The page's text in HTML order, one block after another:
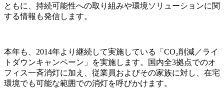
ともに、持続可能性への取り組みや環境ソリューションに関
する情報も発信します。
本年も、 2014年より継続して実施している「 CO₂削減／ライ
トダウンキャンペーン」を実施します。国内全3拠点でのオ
フィス一斉消灯に加え、従業員およびその家族に対し、在宅
環境でも可能な範囲での消灯を呼びかけます。